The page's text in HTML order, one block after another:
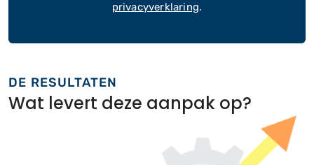
privacyverklaring.
DE RESULTATEN
Wat levert deze aanpak op?